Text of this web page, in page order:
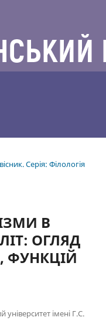
Серія: Філологія
В
ОГЛЯД
ФУНКЦІЙ
імені Г.С.